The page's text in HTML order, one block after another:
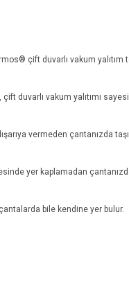
çift duvarlı vakum
duvarlı vakum yalıtımı
dışarıya vermeden çantanızda
yer kaplamadan
bile kendine yer bulur.